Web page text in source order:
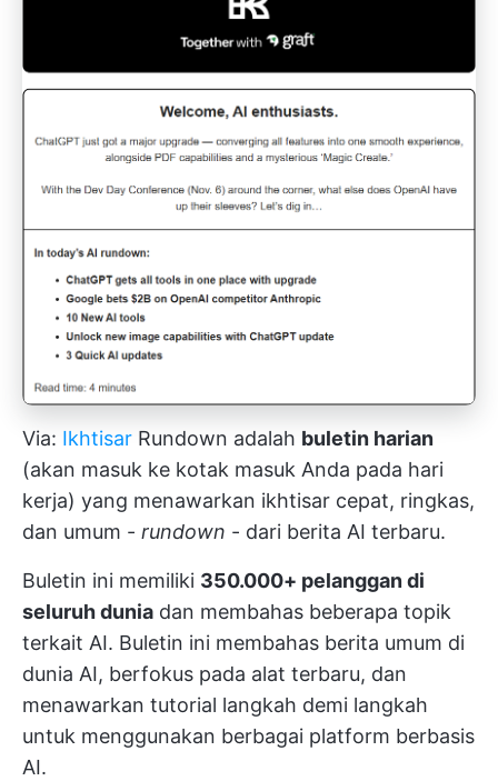
Via: Ikhtisar Rundown adalah buletin harian
(akan masuk ke kotak masuk Anda pada hari
kerja) yang menawarkan ikhtisar cepat, ringkas,
dan umum - rundown - dari berita AI terbaru.
Buletin ini memiliki 350.000+ pelanggan di
seluruh dunia dan membahas beberapa topik
terkait AI. Buletin ini membahas berita umum di
dunia AI, berfokus pada alat terbaru, dan
menawarkan tutorial langkah demi langkah
untuk menggunakan berbagai platform berbasis
AI.